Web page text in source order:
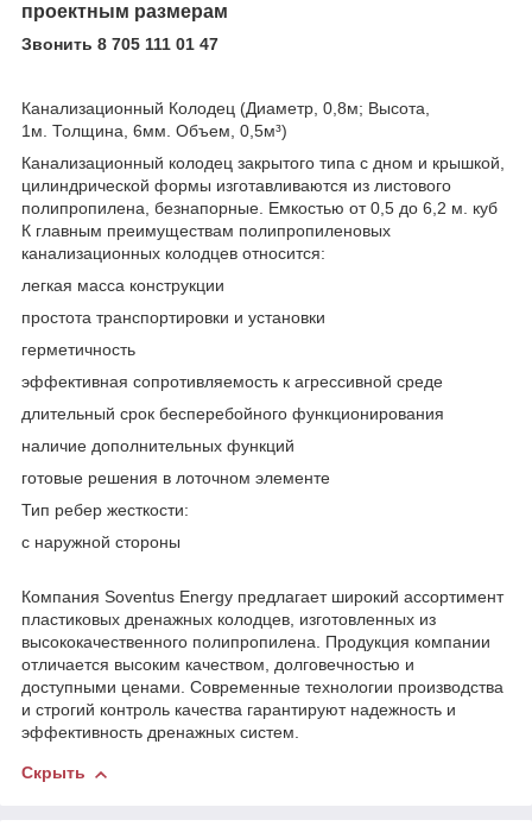
проектным размерам
Звонить 8 705 111 01 47
Канализационный Колодец (Диаметр, 0,8м; Высота,
1м. Толщина, 6мм. Объем, 0,5м³)
Канализационный колодец закрытого типа с дном и крышкой,
цилиндрической формы изготавливаются из листового
полипропилена, безнапорные. Емкостью от 0,5 до 6,2 м. куб
К главным преимуществам полипропиленовых
канализационных колодцев относится:
легкая масса конструкции
простота транспортировки и установки
герметичность
эффективная сопротивляемость к агрессивной среде
длительный срок бесперебойного функционирования
наличие дополнительных функций
готовые решения в лоточном элементе
Тип ребер жесткости:
с наружной стороны
Компания Soventus Energy предлагает широкий ассортимент
пластиковых дренажных колодцев, изготовленных из
высококачественного полипропилена. Продукция компании
отличается высоким качеством, долговечностью и
доступными ценами. Современные технологии производства
и строгий контроль качества гарантируют надежность и
эффективность дренажных систем.
Скрыть